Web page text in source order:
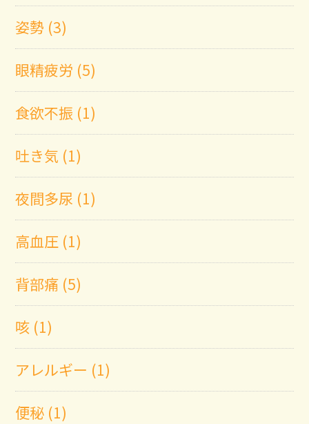
姿勢 (3)
眼精疲労 (5)
食欲不振 (1)
吐き気 (1)
夜間多尿 (1)
高血圧 (1)
背部痛 (5)
咳 (1)
アレルギー (1)
便秘 (1)